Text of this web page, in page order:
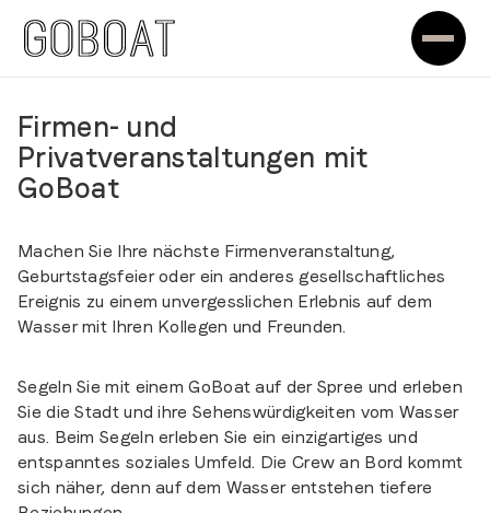
Firmen- und
Privatveranstaltungen mit
GoBoat
Machen Sie Ihre nächste Firmenveranstaltung,
Geburtstagsfeier oder ein anderes gesellschaftliches
Ereignis zu einem unvergesslichen Erlebnis auf dem
Wasser mit Ihren Kollegen und Freunden.
Segeln Sie mit einem GoBoat auf der Spree und erleben
Sie die Stadt und ihre Sehenswürdigkeiten vom Wasser
aus. Beim Segeln erleben Sie ein einzigartiges und
entspanntes soziales Umfeld. Die Crew an Bord kommt
sich näher, denn auf dem Wasser entstehen tiefere